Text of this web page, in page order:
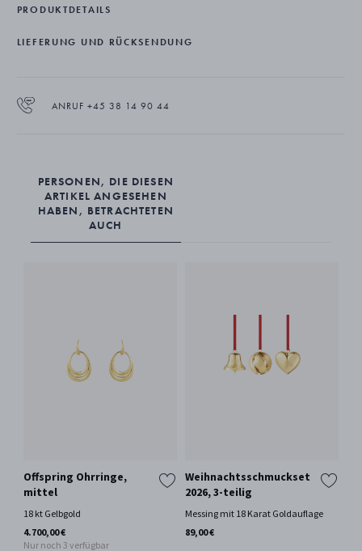
ganzen Welt. Es wird vor allem für Trinkgläser, Karaffen,
Dekorationsgegenstände und Schmuck verwendet. Das Kristallglas
wurde wegen seiner Faszination und Transparenz gewählt und bildet
Produktpflege: Keinen Wein in der Karaffe und den Gläsern aus
mit einem weichen Baumwolltuch abzutrocknen. Um die restliche
Feuchtigkeit aus der Karaffe zu entfernen, über Nacht einen langen
Streifen Küchenpapier hineingeben.
PRODUKTDETAILS
LIEFERUNG UND RÜCKSENDUNG
ANRUF +45 38 14 90 44
PERSONEN, DIE DIESEN
ARTIKEL ANGESEHEN
HABEN, BETRACHTETEN
AUCH
Offspring Ohrringe,
mittel
18 kt Gelbgold
4.700,00 €
Nur noch 3 verfügbar
Weihnachtsschmuckset
2026, 3-teilig
Messing mit 18 Karat Goldauflage
89,00 €